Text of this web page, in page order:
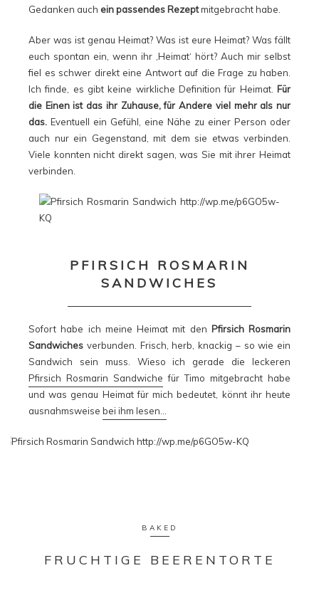
Gedanken auch ein passendes Rezeptmitgebracht habe.
Aber was ist genau Heimat? Was ist eure Heimat? Was fällt
euch spontan ein, wenn ihr ‚Heimat‘ hört? Auch mir selbst
fiel es schwer direkt eine Antwort auf die Frage zu haben.
Ich finde, es gibt keine wirkliche Definition für Heimat. Für
die Einen ist das ihr Zuhause, für Andere viel mehr als nur
das. Eventuell ein Gefühl, eine Nähe zu einer Person oder
auch nur ein Gegenstand, mit dem sie etwas verbinden.
Viele konnten nicht direkt sagen, was Sie mit ihrer Heimat
verbinden.
PFIRSICH ROSMARIN
SANDWICHES
Sofort habe ich meine Heimat mit den Pfirsich Rosmarin
Sandwiches verbunden. Frisch, herb, knackig – so wie ein
Sandwich sein muss. Wieso ich gerade die leckeren
Pfirsich Rosmarin Sandwiche für Timo mitgebracht habe
und was genau Heimat für mich bedeutet, könnt ihr heute
ausnahmsweise bei ihm lesen…
BAKED
FRUCHTIGE BEERENTORTE